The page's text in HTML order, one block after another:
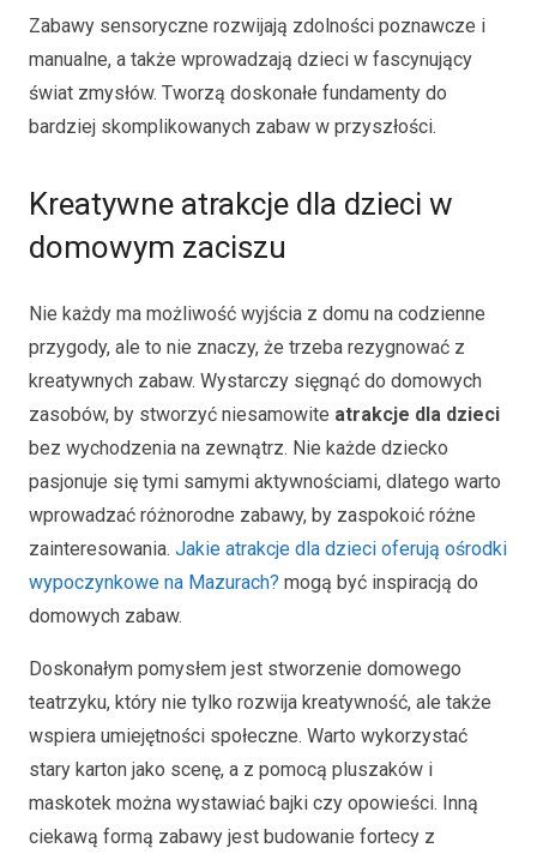
Zabawy sensoryczne rozwijają zdolności poznawcze i
manualne, a także wprowadzają dzieci w fascynujący
świat zmysłów. Tworzą doskonałe fundamenty do
bardziej skomplikowanych zabaw w przyszłości.
Kreatywne atrakcje dla dzieci w
domowym zaciszu
Nie każdy ma możliwość wyjścia z domu na codzienne
przygody, ale to nie znaczy, że trzeba rezygnować z
kreatywnych zabaw. Wystarczy sięgnąć do domowych
zasobów, by stworzyć niesamowite atrakcje dla dzieci
bez wychodzenia na zewnątrz. Nie każde dziecko
pasjonuje się tymi samymi aktywnościami, dlatego warto
wprowadzać różnorodne zabawy, by zaspokoić różne
zainteresowania. Jakie atrakcje dla dzieci oferują ośrodki
wypoczynkowe na Mazurach? mogą być inspiracją do
domowych zabaw.
Doskonałym pomysłem jest stworzenie domowego
teatrzyku, który nie tylko rozwija kreatywność, ale także
wspiera umiejętności społeczne. Warto wykorzystać
stary karton jako scenę, a z pomocą pluszaków i
maskotek można wystawiać bajki czy opowieści. Inną
ciekawą formą zabawy jest budowanie fortecy z